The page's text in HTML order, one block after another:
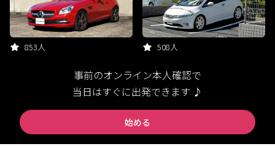
853人 508人
事前のオンライン本人確認で
当日はすぐに出発できます ♪
始める